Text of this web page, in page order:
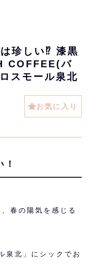
珍しい⁉︎ 漆黒
COFFEE(バ
スモール泉北
お気に入り
春の陽気を感じる
泉北」にシックでお